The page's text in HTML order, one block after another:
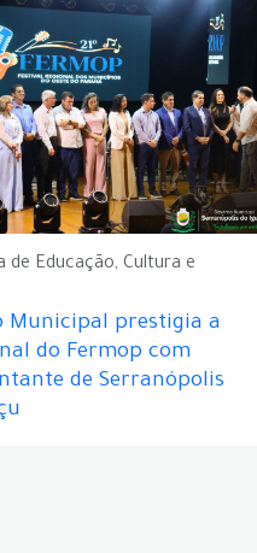
de Educação, Cultura e
Municipal prestigia a
do Fermop com
de Serranópolis